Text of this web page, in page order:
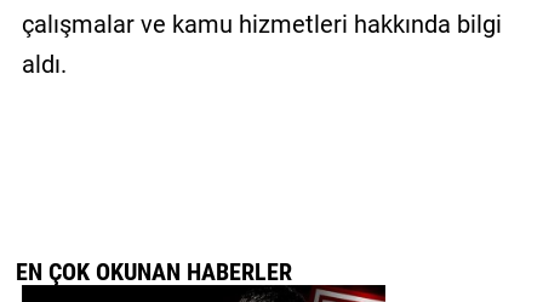
çalışmalar ve kamu hizmetleri hakkında bilgi
aldı.
EN ÇOK OKUNAN HABERLER